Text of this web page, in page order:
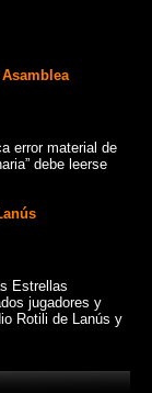
error material de
debe leerse
Estrellas
jugadores y
Rotili de Lanús y